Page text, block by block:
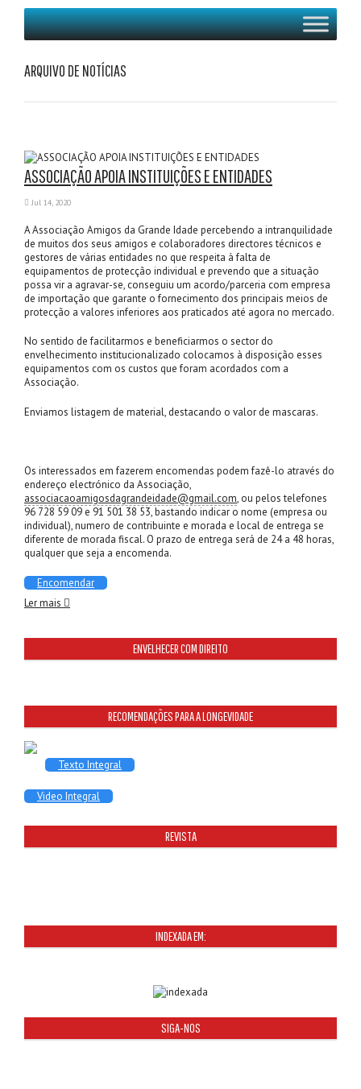
ARQUIVO DE NOTÍCIAS
ASSOCIAÇÃO APOIA INSTITUIÇÕES E ENTIDADES
Jul 14, 2020
A Associação Amigos da Grande Idade percebendo a intranquilidade
de muitos dos seus amigos e colaboradores directores técnicos e
gestores de várias entidades no que respeita à falta de
equipamentos de protecção individual e prevendo que a situação
possa vir a agravar-se, conseguiu um acordo/parceria com empresa
de importação que garante o fornecimento dos principais meios de
protecção a valores inferiores aos praticados até agora no mercado.
No sentido de facilitarmos e beneficiarmos o sector do
envelhecimento institucionalizado colocamos à disposição esses
equipamentos com os custos que foram acordados com a
Associação.
Enviamos listagem de material, destacando o valor de mascaras.
Os interessados em fazerem encomendas podem fazê-lo através do
endereço electrónico da Associação,
associacaoamigosdagrandeidade@gmail.com, ou pelos telefones
96 728 59 09 e 91 501 38 53, bastando indicar o nome (empresa ou
individual), numero de contribuinte e morada e local de entrega se
diferente de morada fiscal. O prazo de entrega será de 24 a 48 horas,
qualquer que seja a encomenda.
Encomendar
Ler mais
ENVELHECER COM DIREITO
RECOMENDAÇÕES PARA A LONGEVIDADE
Texto Integral
Video Integral
REVISTA
INDEXADA EM:
SIGA-NOS